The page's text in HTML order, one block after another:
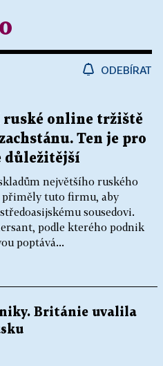
ODEBÍRAT
online tržiště
Ten je pro
důležitější
největšího ruského
tuto firmu, aby
sousedovi.
podle kterého podnik
poptává...
Británie uvalila